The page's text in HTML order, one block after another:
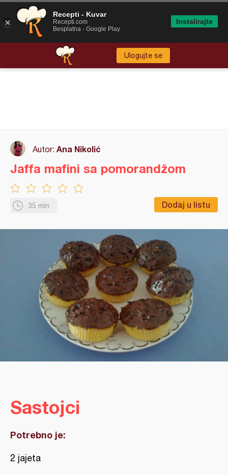
Ulogujte se
Autor: Ana Nikolić
35 min Dodaj u listu
Jaffa mafini sa pomorandžom
Sastojci
Potrebno je:
2 jajeta
Recepti - Kuvar
Recepti.com
Besplatna - Google Play
Instalirajte